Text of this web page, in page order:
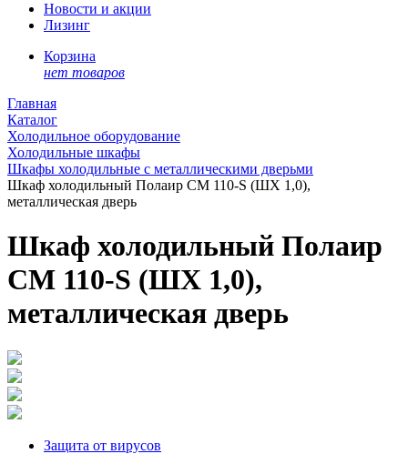
Новости и акции
Лизинг
Корзина
нет товаров
Главная
Каталог
Холодильное оборудование
Холодильные шкафы
Шкафы холодильные с металлическими дверьми
Шкаф холодильный Полаир CM 110-S (ШХ 1,0),
металлическая дверь
Шкаф холодильный Полаир
CM 110-S (ШХ 1,0),
металлическая дверь
Защита от вирусов